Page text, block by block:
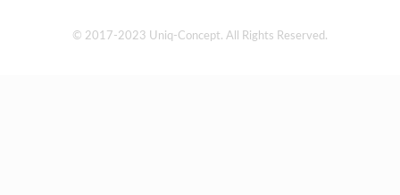
© 2017-2023 Uniq-Concept. All Rights Reserved.